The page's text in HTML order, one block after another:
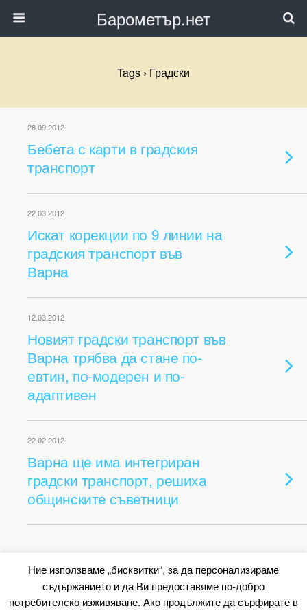
Барометър.нет
Tags › Градски
28.09.2012
Бебета с карти в градския
транспорт
22.03.2012
Искат корекции по 9 линии на
градския транспорт във
Варна
12.03.2012
Новият градски транспорт във
Варна трябва да стане по-
евтин, по-модерен и по-
адаптивен
22.02.2012
Варна ще има интегриран
градски транспорт, решиха
общинските съветници
Back to top
Mobile Desktop
Ние използваме „бисквитки“, за да персонализираме
съдържанието и да Ви предоставяме по-добро
потребителско изживяване. Ако продължите да сърфирате в